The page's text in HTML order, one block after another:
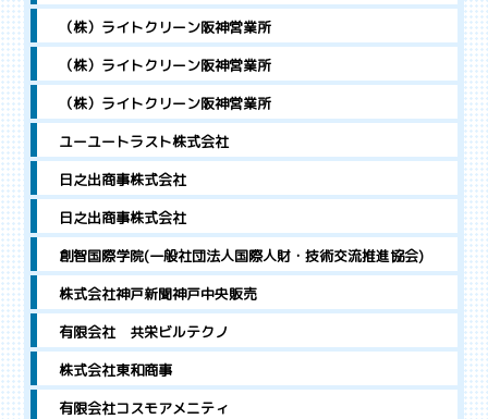
（株）ライトクリーン阪神営業所
（株）ライトクリーン阪神営業所
（株）ライトクリーン阪神営業所
ユーユートラスト株式会社
日之出商事株式会社
日之出商事株式会社
創智国際学院(一般社団法人国際人財・技術交流推進協会)
株式会社神戸新聞神戸中央販売
有限会社 共栄ビルテクノ
株式会社東和商事
有限会社コスモアメニティ